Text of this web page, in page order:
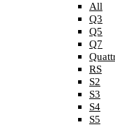
All
Q3
Q5
Q7
RS
S2
S3
S4
S5